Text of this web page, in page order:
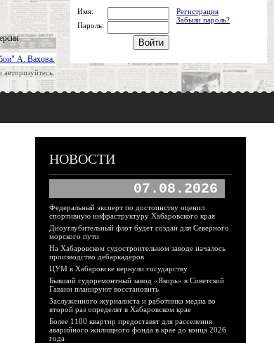
А. Вахова.
Имя:
Регистрация
Забыли пароль?
Пароль:
НОВОСТИ
07.08.2026
Федеральный эксперт по достоинству оценил
спортивную инфраструктуру Хабаровского края
Дноуглубительный флот будет создан для Северного
морского пути
На Хабаровском судостроительном заводе началось
производство дебаркадеров
ЦУМ в Хабаровске вернули государству
Бывший судоремонтный завод «Якорь» в Советской
Гавани планируют восстановить
Заслуженного журналиста и работника медиа во
второй раз определят в Хабаровском крае
Более 1100 квартир предоставят для расселения
аварийного жилищного фонда в крае до конца 2026
года